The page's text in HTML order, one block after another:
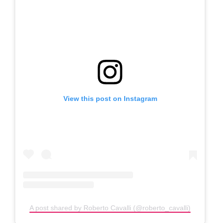
View this post on Instagram
A post shared by Roberto Cavalli (@roberto_cavalli)